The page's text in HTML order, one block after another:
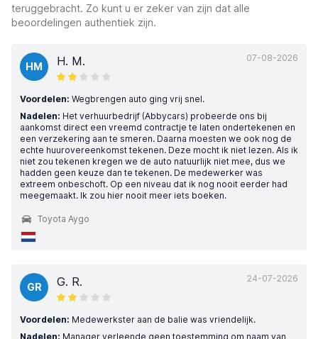
teruggebracht. Zo kunt u er zeker van zijn dat alle
beoordelingen authentiek zijn.
07-08-2026
HM H. M.
Voordelen: Wegbrengen auto ging vrij snel.
Nadelen: Het verhuurbedrijf (Abbycars) probeerde ons bij
aankomst direct een vreemd contractje te laten ondertekenen en
een verzekering aan te smeren. Daarna moesten we ook nog de
echte huurovereenkomst tekenen. Deze mocht ik niet lezen. Als ik
niet zou tekenen kregen we de auto natuurlijk niet mee, dus we
hadden geen keuze dan te tekenen. De medewerker was
extreem onbeschoft. Op een niveau dat ik nog nooit eerder had
meegemaakt. Ik zou hier nooit meer iets boeken.
Toyota Aygo
24-07-2026
GR G. R.
Voordelen: Medewerkster aan de balie was vriendelijk.
Nadelen: Manager verleende geen toestemming om naam van